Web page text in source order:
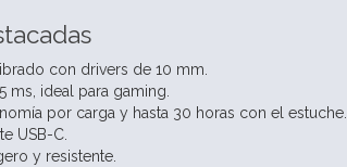
con drivers de 10 mm.
ms, ideal para gaming.
por carga y hasta 30 horas con el estuche.
USB-C.
y resistente.